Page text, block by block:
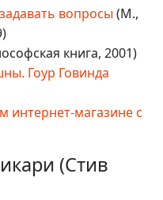
вопросы (М.,
книга, 2001)
Гоур Говинда
интернет-магазине с
(Стив